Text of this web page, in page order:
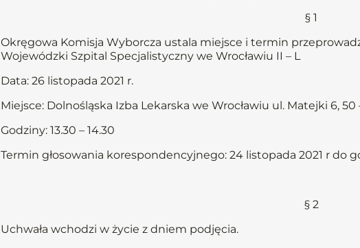
§ 1
Okręgowa Komisja Wyborcza ustala miejsce i termin
Wojewódzki Szpital Specjalistyczny we Wrocławiu II – L
Data: 26 listopada 2021 r.
Miejsce: Dolnośląska Izba Lekarska we Wrocławiu ul. Matejki 6,
Godziny: 13.30 – 14.30
Termin głosowania korespondencyjnego: 24 listopada 2021 r do
§ 2
Uchwała wchodzi w życie z dniem podjęcia.